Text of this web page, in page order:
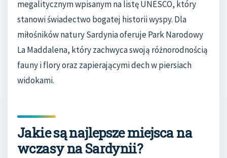
megalitycznym wpisanym na listę UNESCO, który
stanowi świadectwo bogatej historii wyspy. Dla
miłośników natury Sardynia oferuje Park Narodowy
La Maddalena, który zachwyca swoją różnorodnością
fauny i flory oraz zapierającymi dech w piersiach
widokami.
Jakie są najlepsze miejsca na
wczasy na Sardynii?